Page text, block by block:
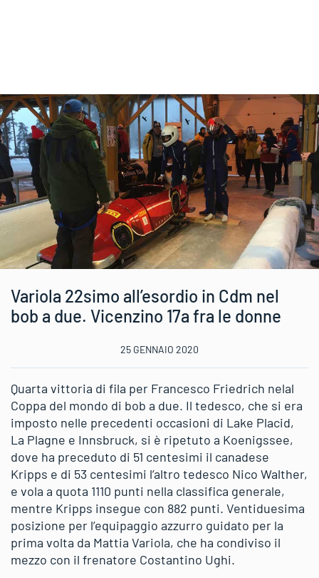
Variola 22simo all’esordio in Cdm nel
bob a due. Vicenzino 17a fra le donne
25 GENNAIO 2020
Quarta vittoria di fila per Francesco Friedrich nelal
Coppa del mondo di bob a due. Il tedesco, che si era
imposto nelle precedenti occasioni di Lake Placid,
La Plagne e Innsbruck, si è ripetuto a Koenigssee,
dove ha preceduto di 51 centesimi il canadese
Kripps e di 53 centesimi l’altro tedesco Nico Walther,
e vola a quota 1110 punti nella classifica generale,
mentre Kripps insegue con 882 punti. Ventiduesima
posizione per l’equipaggio azzurro guidato per la
prima volta da Mattia Variola, che ha condiviso il
mezzo con il frenatore Costantino Ughi.